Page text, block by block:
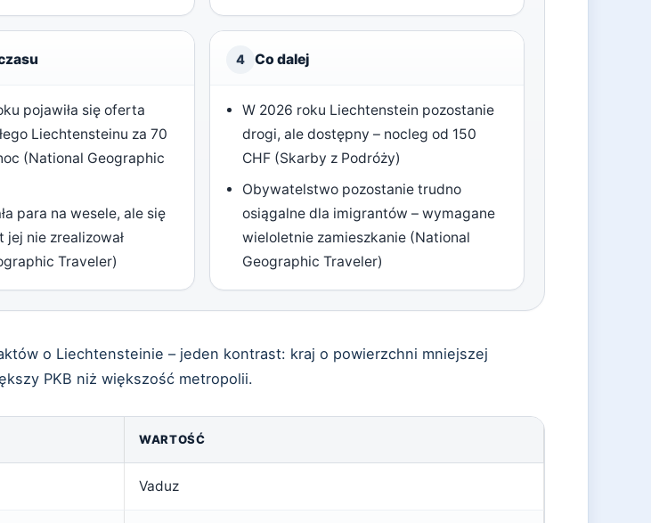
pojawiła się oferta
Liechtensteinu za 70
(National Geographic
para na wesele, ale się
jej nie zrealizował
Traveler)
4 Co dalej
W 2026 roku Liechtenstein pozostanie
drogi, ale dostępny – nocleg od 150
CHF (Skarby z Podróży)
Obywatelstwo pozostanie trudno
osiągalne dla imigrantów – wymagane
wieloletnie zamieszkanie (National
Geographic Traveler)
o Liechtensteinie – jeden kontrast: kraj o powierzchni mniejszej
PKB niż większość metropolii.
WARTOŚĆ
Vaduz